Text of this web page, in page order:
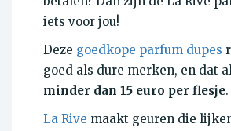
iets voor jou!
Deze goedkope parfum dupes
goed als dure merken, en dat
minder dan 15 euro per flesje.
La Rive maakt geuren die